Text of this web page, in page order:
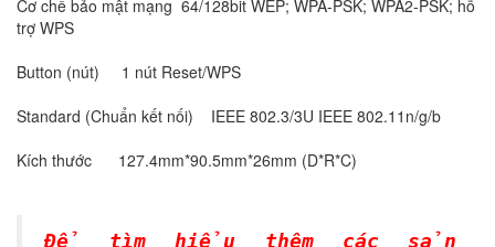
Cơ chế bảo mật mạng 64/128bit WEP; WPA-PSK; WPA2-PSK; hỗ
trợ WPS
Button (nút) 1 nút Reset/WPS
Standard (Chuẩn kết nối) IEEE 802.3/3U IEEE 802.11n/g/b
Kích thước 127.4mm*90.5mm*26mm (D*R*C)
Để tìm hiểu thêm các sản